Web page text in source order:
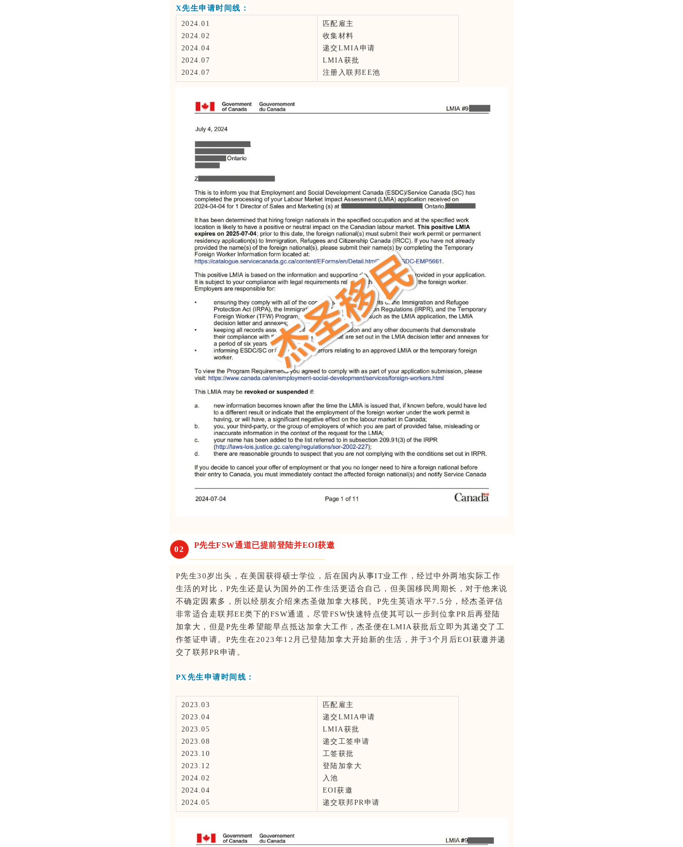
X先生申请时间线：
2024.01
2024.02
2024.04
2024.07
2024.07
匹配雇主
收集材料
递交LMIA申请
LMIA获批
注册入联邦EE池
02 P先生FSW通道已提前登陆并EOI获邀
P先生30岁出头，在美国获得硕士学位，后在国内从事IT业工作，经过中外两地实际工作
生活的对比，P先生还是认为国外的工作生活更适合自己，但美国移民周期长，对于他来说
不确定因素多，所以经朋友介绍来杰圣做加拿大移民。P先生英语水平7.5分，经杰圣评估
非常适合走联邦EE类下的FSW通道，尽管FSW快速特点使其可以一步到位拿PR后再登陆
加拿大，但是P先生希望能早点抵达加拿大工作，杰圣便在LMIA获批后立即为其递交了工
作签证申请。P先生在2023年12月已登陆加拿大开始新的生活，并于3个月后EOI获邀并递
交了联邦PR申请。
PX先生申请时间线：
2023.03
2023.04
2023.05
2023.08
2023.10
2023.12
2024.02
2024.04
2024.05
匹配雇主
递交LMIA申请
LMIA获批
递交工签申请
工签获批
登陆加拿大
入池
EOI获邀
递交联邦PR申请